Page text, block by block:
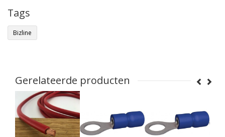
Tags
Bizline
Gerelateerde producten